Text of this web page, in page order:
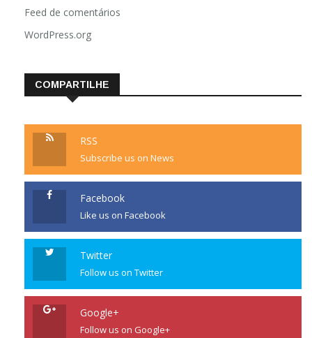
Feed de comentários
WordPress.org
COMPARTILHE
RSS
Subscribe us on News
Facebook
Like us on Facebook
Twitter
Follow us on Twitter
Google+
Follow us on Google+